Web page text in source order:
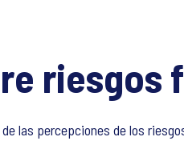
riesgos
las percepciones de los